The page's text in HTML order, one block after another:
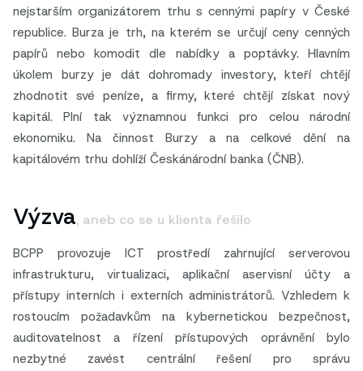
nejstarším organizátorem trhu s cennými papíry v České
republice. Burza je trh, na kterém se určují ceny cenných
papírů nebo komodit dle nabídky a poptávky. Hlavním
úkolem burzy je dát dohromady investory, kteří chtějí
zhodnotit své peníze, a firmy, které chtějí získat nový
kapitál. Plní tak významnou funkci pro celou národní
ekonomiku. Na činnost Burzy a na celkové dění na
kapitálovém trhu dohlíží Českánárodní banka (ČNB).
Výzva, aneb co se u klienta řešilo
BCPP provozuje ICT prostředí zahrnující serverovou
infrastrukturu, virtualizaci, aplikační aservisní účty a
přístupy interních i externích administrátorů. Vzhledem k
rostoucím požadavkům na kybernetickou bezpečnost,
auditovatelnost a řízení přístupových oprávnění bylo
nezbytné zavést centrální řešení pro správu